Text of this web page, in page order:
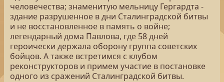
человечества; знаменитую мельницу Гергардта -
здание разрушенное в дни Сталинградской битвы
и не восстановленное в память о войне;
легендарный дома Павлова, где 58 дней
героически держала оборону группа советских
бойцов. А также встретимся с клубом
реконструкторов и примем участие в постановке
одного из сражений Сталинградской битвы.